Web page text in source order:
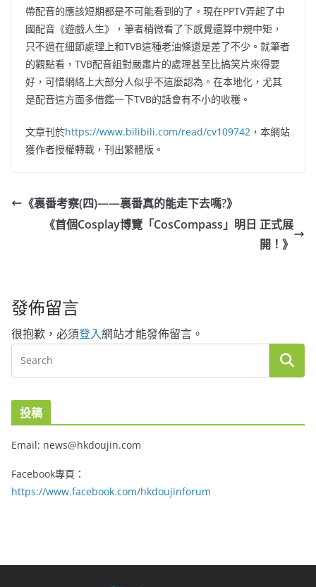
帶配音的應該短期都是不可能看到的了。現在PPTV弄起了中
國配音《遊戲人生》，筆者稍微看了下感覺還算中規中矩，
只不過在細節處理上和TVB這種老油條還是差了不少。就筆者
的觀點看，TVB配音組對嚴肅片的處理甚至比搞笑片來得要
好，可惜網絡上大部分人似乎不這麼認為。在本地化，尤其
是配音這方面多借鑑一下TVB的話會有不小的收穫。
文章刊於https://www.bilibili.com/read/cv109742 ，本網站
獲作者授權轉載，刊出繁體版。
《裏番考察(四)——裏番真的能走下去嗎?》
《首個Cosplay博覽「CosCompass」明日 正式展
開！》
發佈留言
很抱歉，必須登入網站才能發佈留言。
投稿
Email: news@hkdoujin.com
Facebook專頁：
https://www.facebook.com/hkdoujinforum